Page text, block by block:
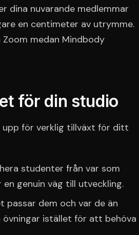
dina nuvarande medlemmar
en centimeter av utrymme.
medan Mindbody
för din studio
upp för verklig tillväxt för ditt
studenter från var som
genuin väg till utveckling.
passar dem och var de än
övningar istället för att behöva